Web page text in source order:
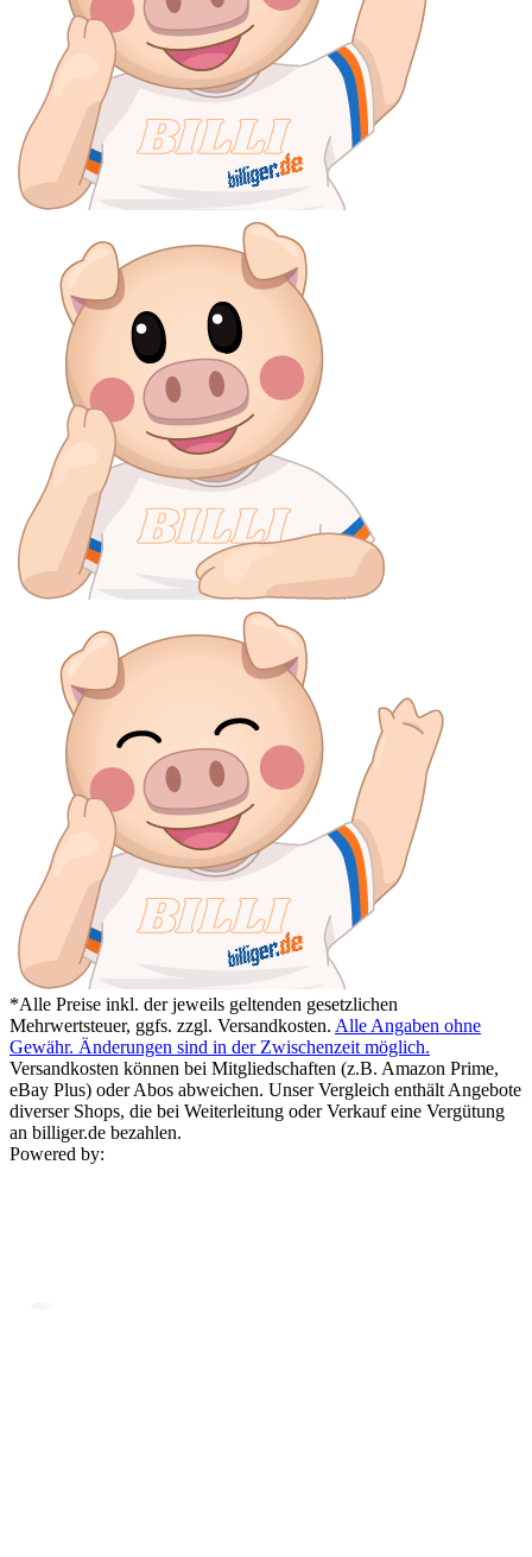
*Alle Preise inkl. der jeweils geltenden gesetzlichen
Mehrwertsteuer, ggfs. zzgl. Versandkosten. Alle Angaben ohne
Gewähr. Änderungen sind in der Zwischenzeit möglich.
Versandkosten können bei Mitgliedschaften (z.B. Amazon Prime,
eBay Plus) oder Abos abweichen. Unser Vergleich enthält Angebote
diverser Shops, die bei Weiterleitung oder Verkauf eine Vergütung
an billiger.de bezahlen.
Powered by: